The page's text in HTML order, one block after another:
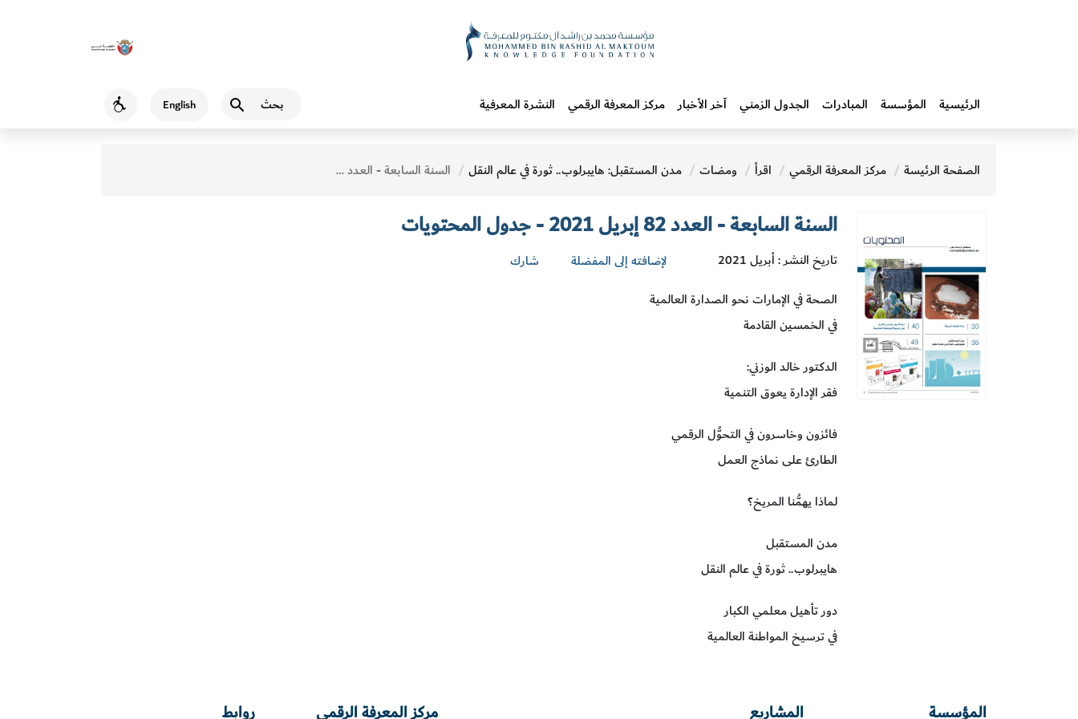
English
Accessibility الرئيسية المؤسسة المبادرات‎ الجدول الزمني آخر الأخبار مركز المعرفة الرقمي النشرة المعرفية
الصفحة الرئيسة مركز المعرفة الرقمي اقرأ ومضات مدن المستقبل: هايبرلوب.. ثورة في عالم النقل السنة السابعة - العدد 82 إبريل 2021 - جدول المحتويات
السنة السابعة - العدد 82 إبريل 2021 - جدول المحتويات
تاريخ النشر : أبريل 2021 لإضافته إلى المفضلة
شارك
الصحة في الإمارات نحو الصدارة العالمية
في الخمسين القادمة
الدكتور خالد الوزني:
فقر الإدارة يعوق التنمية
فائزون وخاسرون في التحوُّل الرقمي
الطارئ على نماذج العمل
لماذا يهمُّنا المريخ؟
مدن المستقبل
هايبرلوب.. ثورة في عالم النقل
دور تأهيل معلمي الكبار
في ترسيخ المواطنة العالمية
المؤسسة المشاريع مركز المعرفة الرقمي روابط